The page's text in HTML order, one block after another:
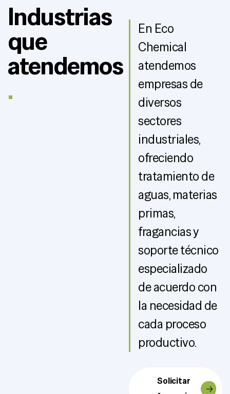
Industrias
que
atendemos
.
En Eco
Chemical
atendemos
empresas de
diversos
sectores
industriales,
ofreciendo
tratamiento de
aguas, materias
primas,
fragancias y
soporte técnico
especializado
de acuerdo con
la necesidad de
cada proceso
productivo.
Solicitar